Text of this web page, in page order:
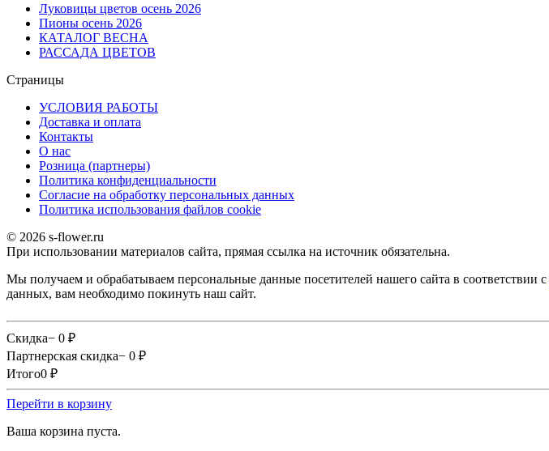
Луковицы цветов осень 2026
Пионы осень 2026
КАТАЛОГ ВЕСНА
РАССАДА ЦВЕТОВ
Страницы
УСЛОВИЯ РАБОТЫ
Доставка и оплата
Контакты
О наc
Розница (партнеры)
Политика конфиденциальности
Согласие на обработку персональных данных
Политика использования файлов сookie
© 2026 s-flower.ru
При использовании материалов сайта, прямая ссылка на источник обязательна.
Мы получаем и обрабатываем персональные данные посетителей нашего сайта в соответствии с
данных, вам необходимо покинуть наш сайт.
Скидка− 0 ₽
Партнерская скидка− 0 ₽
Итого0 ₽
Перейти в корзину
Ваша корзина пуста.